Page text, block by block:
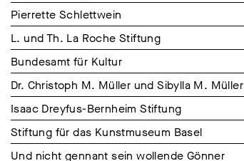
Pierrette Schlettwein
L. und Th. La Roche Stiftung
Bundesamt für Kultur
Dr. Christoph M. Müller und Sibylla M. Müller
Isaac Dreyfus-Bernheim Stiftung
Stiftung für das Kunstmuseum Basel
Und nicht gennant sein wollende Gönner